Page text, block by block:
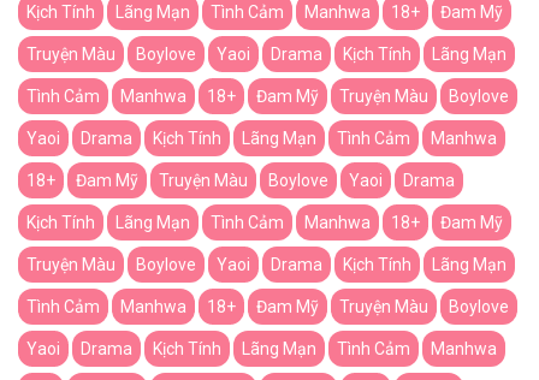
Kịch Tính Lãng Mạn Tình Cảm Manhwa 18+ Đam Mỹ
Truyện Màu Boylove Yaoi Drama Kịch Tính Lãng Mạn
Tình Cảm Manhwa 18+ Đam Mỹ Truyện Màu Boylove
Yaoi Drama Kịch Tính Lãng Mạn Tình Cảm Manhwa
18+ Đam Mỹ Truyện Màu Boylove Yaoi Drama
Kịch Tính Lãng Mạn Tình Cảm Manhwa 18+ Đam Mỹ
Truyện Màu Boylove Yaoi Drama Kịch Tính Lãng Mạn
Tình Cảm Manhwa 18+ Đam Mỹ Truyện Màu Boylove
Yaoi Drama Kịch Tính Lãng Mạn Tình Cảm Manhwa